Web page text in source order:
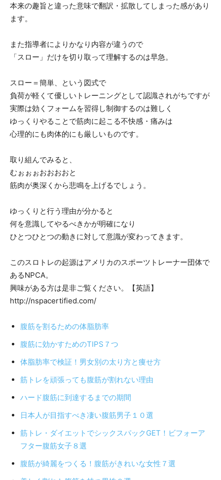
本来の趣旨と違った意味で翻訳・拡散してしまった感があり
ます。
また指導者によりかなり内容が違うので
「スロー」だけを切り取って理解するのは早急。
スロー＝簡単、という図式で
負荷が軽くて優しいトレーニングとして認識されがちですが
実際は効くフォームを習得し制御するのは難しく
ゆっくりやることで筋肉に起こる不快感・痛みは
心理的にも肉体的にも厳しいものです。
取り組んでみると、
むぉぉぉおおおおと
筋肉が奥深くから悲鳴を上げるでしょう。
ゆっくりと行う理由が分かると
何を意識してやるべきかが明確になり
ひとつひとつの動きに対して意識が変わってきます。
このスロトレの起源はアメリカのスポーツトレーナー団体で
あるNPCA。
興味がある方は是非ご覧ください。【英語】
http://nspacertified.com/
腹筋を割るための体脂肪率
腹筋に効かすためのTIPS７つ
体脂肪率で検証！男女別の太り方と痩せ方
筋トレを頑張っても腹筋が割れない理由
ハード腹筋に到達するまでの期間
日本人が目指すべき凄い腹筋男子１０選
筋トレ・ダイエットでシックスパックGET！ビフォーア
フター腹筋女子８選
腹筋が綺麗をつくる！腹筋がきれいな女性７選